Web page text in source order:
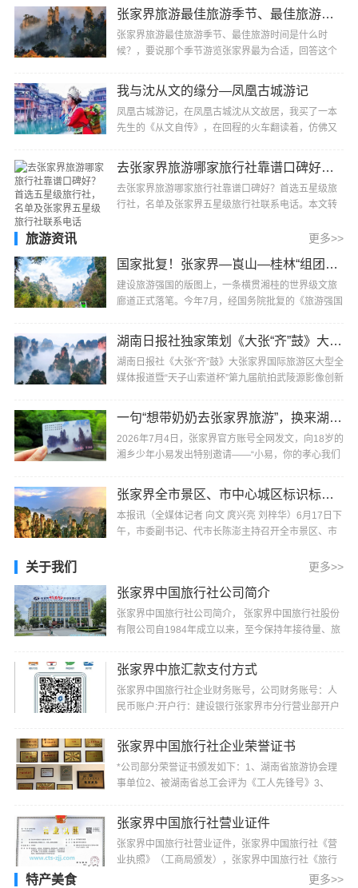
的···
张家界旅游最佳旅游季节、最佳旅游时间是什么时候？
张家界旅游最佳旅游季节、最佳旅游时间是什么时
候？，要说那个季节游览张家界最为合适，回答这个
区，一···
我与沈从文的缘分—凤凰古城游记
凤凰古城游记，在凤凰古城沈从文故居，我买了一本
先生的《从文自传》，在回程的火车翻读着，仿佛又
所···
去张家界旅游哪家旅行社靠谱口碑好？首选五星级旅行社，名单及张家界五星级旅行社联系电话
去张家界旅游哪家旅行社靠谱口碑好？首选五星级旅
行社，名单及张家界五星级旅行社联系电话。本文转
旅游资讯 更多>>
国家批复！张家界—崀山—桂林“组团出道”，被列为全国重点培育旅游廊带
建设旅游强国的版图上，一条横贯湘桂的世界级文旅
廊道正式落笔。今年7月，经国务院批复的《旅游强国
湖南日报社独家策划《大张“齐”鼓》大张家界国际旅游区大型全媒体报道即将启动
湖南日报社《大张“齐”鼓》大张家界国际旅游区大型全
媒体报道暨“天子山索道杯”第九届航拍武陵源影像创新
一句“想带奶奶去张家界旅游”，换来湖南张家界全网的邀请
2026年7月4日，张家界官方账号全网发文，向18岁的
湘乡少年小易发出特别邀请——“小易，你的孝心我们
···
张家界全市景区、市中心城区标识标牌国际化建设专题会议召开
本报讯（全媒体记者 向文 庹兴亮 刘梓华）6月17日下
午，市委副书记、代市长陈澎主持召开全市景区、市
关于我们 更多>>
张家界中国旅行社公司简介
张家界中国旅行社公司简介， 张家界中国旅行社股份
有限公司自1984年成立以来，至今保持年接待量、旅
···
张家界中旅汇款支付方式
张家界中国旅行社企业财务账号，公司财务账号：人
民币账户:开户行：建设银行张家界市分行营业部开户
1520···
张家界中国旅行社企业荣誉证书
*公司部分荣誉证书颁发如下：1、湖南省旅游协会理
事单位2、被湖南省总工会评为《工人先锋号》3、
佳旅行···
张家界中国旅行社营业证件
张家界中国旅行社营业证件，张家界中国旅行社《营
业执照》（工商局颁发），张家界中国旅行社《旅行
特产美食 更多>>